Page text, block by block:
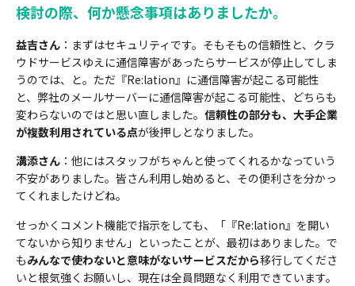
検討の際、何か懸念事項はありましたか。
益吉さん ：まずはセキュリティです。そもそもの信頼性と、クラ
ウドサービスゆえに通信障害があったらサービスが停止してしま
うのでは、と。ただ『Re:lation』に通信障害が起こる可能性
と、弊社のメールサーバーに通信障害が起こる可能性、どちらも
変わらないのではと思い直しました。 信頼性の部分も、大手企業
が複数利用されている点が後押しとなりました。
溝添さん ：他にはスタッフがちゃんと使ってくれるかなっていう
不安がありました。皆さん利用し始めると、その便利さを分かっ
てくれましたけどね。
せっかくコメント機能で指示をしても、「『Re:lation』を開い
てないから知りません」といったことが、最初はありました。で
もみんなで使わないと意味がないサービスだから移行してくださ
いと根気強くお願いし、現在は全員問題なく利用できています。